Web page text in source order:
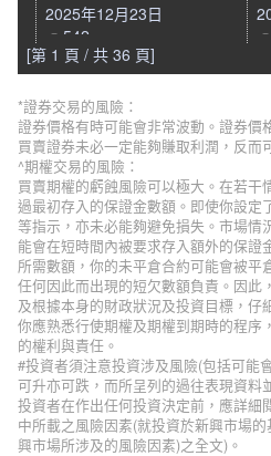
2025年12月23日
542
[第 1 頁 / 共 36 頁]
*證券交易的風險：
證券價格有時可能會非常波動。證券價
買賣證券未必一定能夠賺取利潤，反而
^期權交易的風險：
買賣期權的虧蝕風險可以極大。在若干
過最初存入的保證金數額。即使你設定
等指示，亦未必能夠避免損失。市場情
能會在短時間內被要求存入額外的保
所需數額，你的未平倉合約可能會被平
任何因此而出現的短欠數額負責。因此
及根據本身的財政狀況及投資目標，仔
你應熟悉行使期權及期權到期時的程序
的權利與責任。
#投資者須注意投資涉及風險(包括可能
可升亦可跌，而所呈列的過往表現資料
投資者在作出任何投資決定前，應詳細
中所載之風險因素(就投資於新興市場
興市場所涉及的風險因素)之全文)。